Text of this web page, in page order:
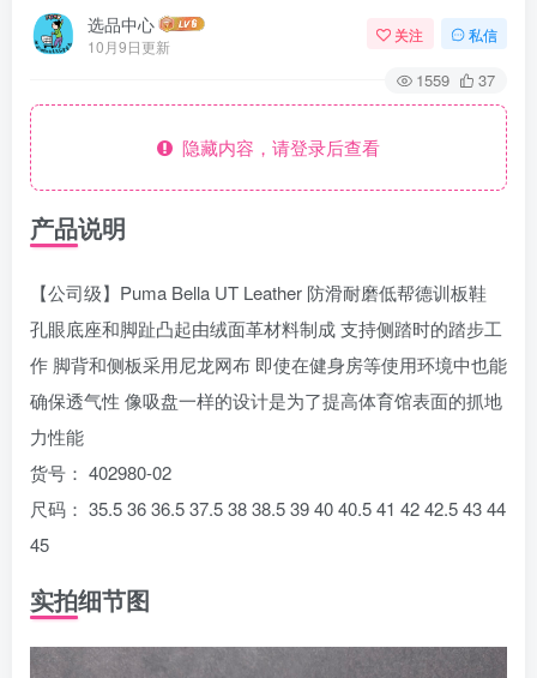
选品中心
10月9日更新
关注 私信
1559 37
隐藏内容，请登录后查看
产品说明
【公司级】Puma Bella UT Leather 防滑耐磨低帮德训板鞋
孔眼底座和脚趾凸起由绒面革材料制成 支持侧踏时的踏步工
作 脚背和侧板采用尼龙网布 即使在健身房等使用环境中也能
确保透气性 像吸盘一样的设计是为了提高体育馆表面的抓地
力性能
货号： 402980-02
尺码： 35.5 36 36.5 37.5 38 38.5 39 40 40.5 41 42 42.5 43 44
45
实拍细节图